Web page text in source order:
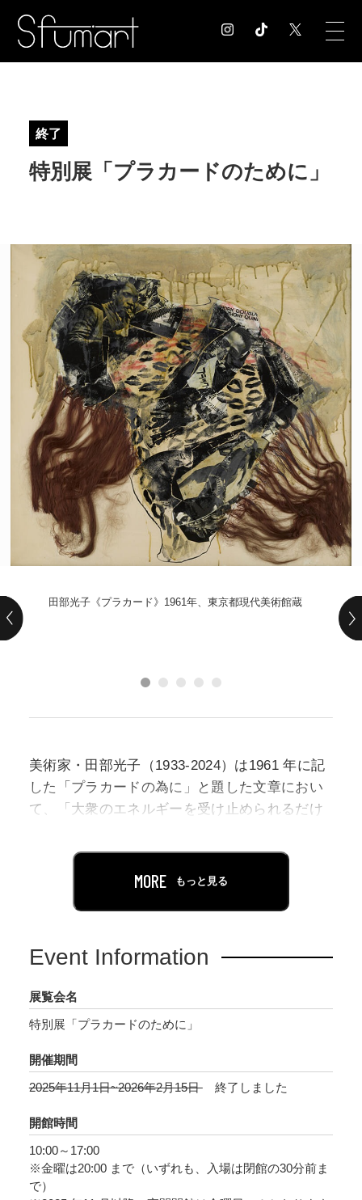
EXHIBITION 展覧会情報
NEWS お知らせ
CONTACT お問合せ
POLICY COMPANY
終了
特別展「プラカードのために」
田部光子《プラカード》1961年、東京都現代美術館蔵
美術家・田部光子（1933-2024）は1961 年に記
した「プラカードの為に」と題した文章におい
て、「大衆のエネルギーを受け止められるだけ
ラカードの誕生によって」社会を変える可能性
を語りました。過酷な現実や社会に対する抵抗
を語ったものであると同時に、社会の動きを意
識し活動するひとりの美術家の宣言としても読
ド」とは、行き場のない声をすくいあげ、解放
の出発点となるような、生きた表現の象徴でも
あるのです。
田部の言葉と作品を出発点とする本展覧会は、
それぞれの生活に根ざしながら、生きることと
MORE もっと見る
Event Information
展覧会名
特別展「プラカードのために」
開催期間
2025年11月1日~2026年2月15日
終了しました
開館時間
10:00～17:00
※金曜は20:00 まで（いずれも、入場は閉館の30分前ま
で）